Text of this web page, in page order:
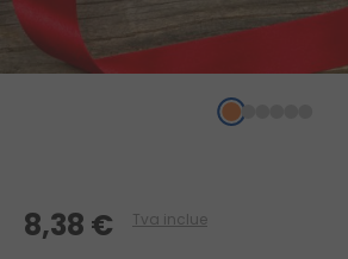
8,38 € Tva inclue